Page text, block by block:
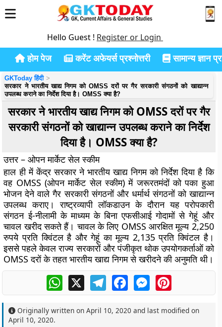
Hello Guest ! Register or Login
होम पेज करेंट अफेयर्स प्रश्नोत्तरी सामान्य ज्ञान
GKToday हिंदी
सरकार ने भारतीय खाद्य निगम को OMSS दरों पर गैर सरकारी संगठनों को खाद्यान्न
उपलब्ध कराने का निर्देश दिया है। OMSS क्या है?
सरकार ने भारतीय खाद्य निगम को OMSS दरों पर गैर
सरकारी संगठनों को खाद्यान्न उपलब्ध कराने का निर्देश
दिया है। OMSS क्या है?
उत्तर – ओपन मार्केट सेल स्कीम
हाल ही में केंद्र सरकार ने भारतीय खाद्य निगम को निर्देश दिया है कि
वह OMSS (ओपन मार्केट सेल स्कीम) में जरूरतमंदों को पका हुआ
भोजन देने वाले गैर सरकारी संगठनों और धर्मार्थ संगठनों को खाद्यान्न
उपलब्ध कराए। राष्ट्रव्यापी लॉकडाउन के दौरान यह परोपकारी
संगठन ई-नीलामी के माध्यम के बिना एफसीआई गोदामों से गेहूं और
चावल खरीद सकते हैं। चावल के लिए OMSS आरक्षित मूल्य 2,250
रुपये प्रति क्विंटल है और गेहूं का मूल्य 2,135 प्रति क्विंटल है।
इससे पहले केवल राज्य सरकारों और पंजीकृत थोक उपयोगकर्ताओं को
OMSS दरों के तहत भारतीय खाद्य निगम से खरीदने की अनुमति थी।
WhatsApp
X TelegramFacebookMessengerPinterest
Originally written onApril 10, 2020 and last modified on
April 10, 2020.